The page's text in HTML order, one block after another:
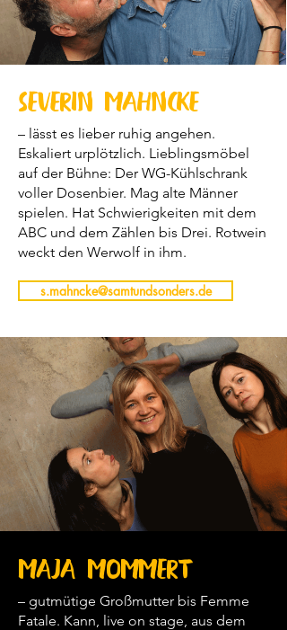
Severin Mahncke
– lässt es lieber ruhig angehen.
Eskaliert urplötzlich. Lieblingsmöbel
auf der Bühne: Der WG-Kühlschrank
voller Dosenbier. Mag alte Männer
spielen. Hat Schwierigkeiten mit dem
ABC und dem Zählen bis Drei. Rotwein
weckt den Werwolf in ihm.
s.mahncke@samtundsonders.de
Maja Mommert
– gutmütige Großmutter bis Femme
Fatale. Kann, live on stage, aus dem